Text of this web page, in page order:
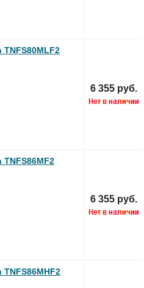
TNFS80MLF2
6 355 руб.
TNFS86MF2
6 355 руб.
TNFS86MHF2